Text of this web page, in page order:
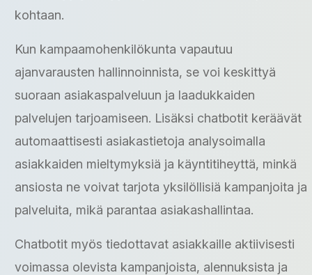
kohtaan.
Kun kampaamohenkilökunta vapautuu
ajanvarausten hallinnoinnista, se voi keskittyä
suoraan asiakaspalveluun ja laadukkaiden
palvelujen tarjoamiseen. Lisäksi chatbotit keräävät
automaattisesti asiakastietoja analysoimalla
asiakkaiden mieltymyksiä ja käyntitiheyttä, minkä
ansiosta ne voivat tarjota yksilöllisiä kampanjoita ja
palveluita, mikä parantaa asiakashallintaa.
Chatbotit myös tiedottavat asiakkaille aktiivisesti
voimassa olevista kampanjoista, alennuksista ja